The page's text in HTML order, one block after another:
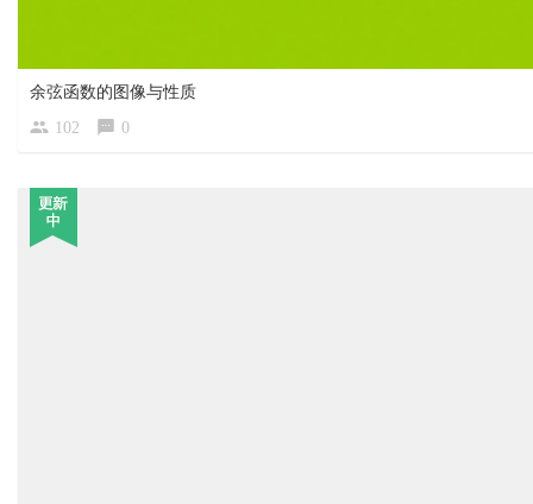
余弦函数的图像与性质
102
0